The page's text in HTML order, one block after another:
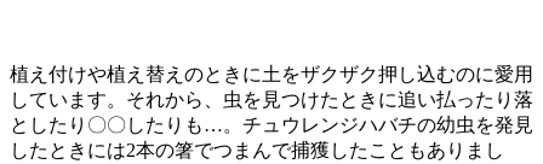
植え付けや植え替えのときに土をザクザク押し込むのに愛用
しています。それから、虫を見つけたときに追い払ったり落
としたり〇〇したりも…。チュウレンジハバチの幼虫を発見
したときには2本の箸でつまんで捕獲したこともありまし